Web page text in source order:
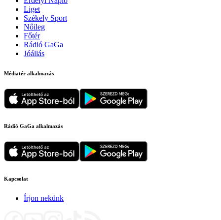
Liget
Székely Sport
Nőileg
Főtér
Rádió GaGa
Jóállás
Médiatér alkalmazás
Rádió GaGa alkalmazás
Kapcsolat
Írjon nekünk